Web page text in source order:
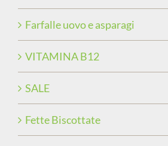
Farfalle uovo e asparagi
VITAMINA B12
SALE
Fette Biscottate